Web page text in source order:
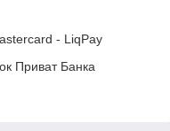
- LiqPay
Приват Банка